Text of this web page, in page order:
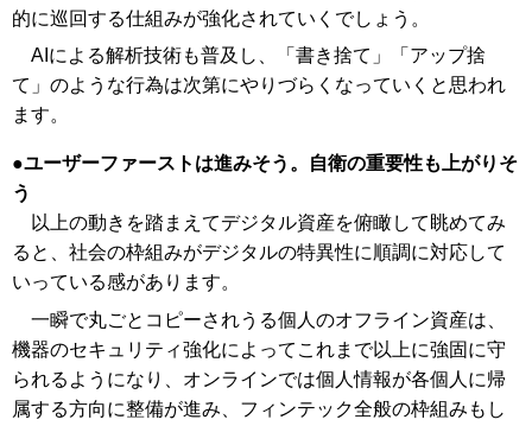
的に巡回する仕組みが強化されていくでしょう。
AIによる解析技術も普及し、「書き捨て」「アップ捨
て」のような行為は次第にやりづらくなっていくと思われ
ます。
ユーザーファーストは進みそう。自衛の重要性も上がりそ
う
以上の動きを踏まえてデジタル資産を俯瞰して眺めてみ
ると、社会の枠組みがデジタルの特異性に順調に対応して
いっている感があります。
一瞬で丸ごとコピーされうる個人のオフライン資産は、
機器のセキュリティ強化によってこれまで以上に強固に守
られるようになり、オンラインでは個人情報が各個人に帰
属する方向に整備が進み、フィンテック全般の枠組みもし